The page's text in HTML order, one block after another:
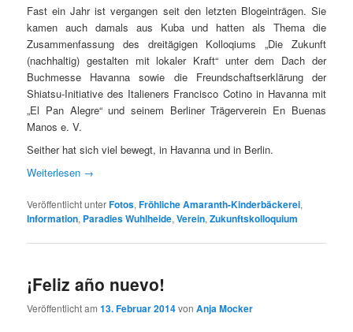
Fast ein Jahr ist vergangen seit den letzten Blogeinträgen. Sie
kamen auch damals aus Kuba und hatten als Thema die
Zusammenfassung des dreitägigen Kolloqiums „Die Zukunft
(nachhaltig) gestalten mit lokaler Kraft“ unter dem Dach der
Buchmesse Havanna sowie die Freundschaftserklärung der
Shiatsu-Initiative des Italieners Francisco Cotino in Havanna mit
„El Pan Alegre“ und seinem Berliner Trägerverein En Buenas
Manos e. V.
Seither hat sich viel bewegt, in Havanna und in Berlin.
Weiterlesen →
Veröffentlicht unterFotos,Fröhliche Amaranth-Kinderbäckerei,
Information, Paradies Wuhlheide,Verein,Zukunftskolloquium
¡Feliz año nuevo!
Veröffentlicht am13. Februar 2014vonAnja Mocker